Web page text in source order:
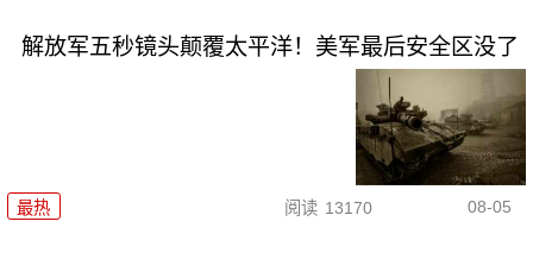
解放军五秒镜头颠覆太平洋！美军最后安全区没了
最热 阅读 13170 08-05